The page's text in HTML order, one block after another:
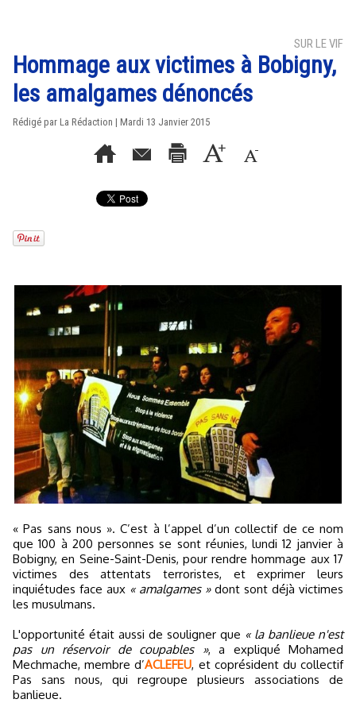
SUR LE VIF
Hommage aux victimes à Bobigny,
les amalgames dénoncés
Rédigé par La Rédaction | Mardi 13 Janvier 2015
« Pas sans nous ». C’est à l’appel d’un collectif de ce nom
que 100 à 200 personnes se sont réunies, lundi 12 janvier à
Bobigny, en Seine-Saint-Denis, pour rendre hommage aux 17
victimes des attentats terroristes, et exprimer leurs
inquiétudes face aux « amalgames »dont sont déjà victimes
les musulmans.
L'opportunité était aussi de souligner que « la banlieue n'est
pas un réservoir de coupables », a expliqué Mohamed
Mechmache, membre d’ACLEFEU, et coprésident du collectif
Pas sans nous, qui regroupe plusieurs associations de
banlieue.